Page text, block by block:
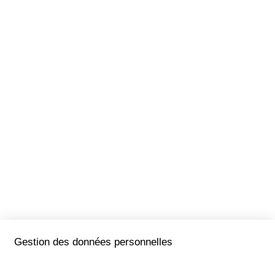
Gestion des données personnelles